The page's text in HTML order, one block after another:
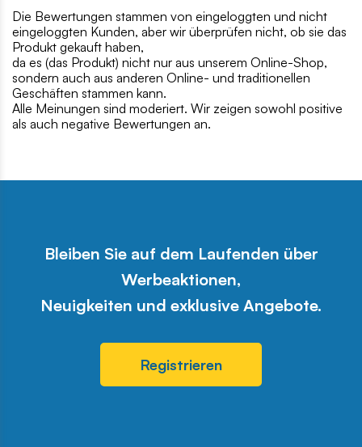
Die Bewertungen stammen von eingeloggten und nicht
eingeloggten Kunden, aber wir überprüfen nicht, ob sie das
Produkt gekauft haben,
da es (das Produkt) nicht nur aus unserem Online-Shop,
sondern auch aus anderen Online- und traditionellen
Geschäften stammen kann.
Alle Meinungen sind moderiert. Wir zeigen sowohl positive
als auch negative Bewertungen an.
Bleiben Sie auf dem Laufenden über
Werbeaktionen,
Neuigkeiten und exklusive Angebote.
Registrieren